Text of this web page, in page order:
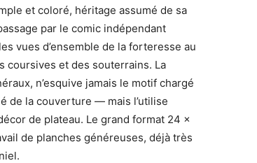
et coloré, héritage assumé de sa
par le comic indépendant
vues d’ensemble de la forteresse au
coursives et des souterrains. La
n’esquive jamais le motif chargé
de la couverture — mais l’utilise
de plateau. Le grand format 24 ×
de planches généreuses, déjà très